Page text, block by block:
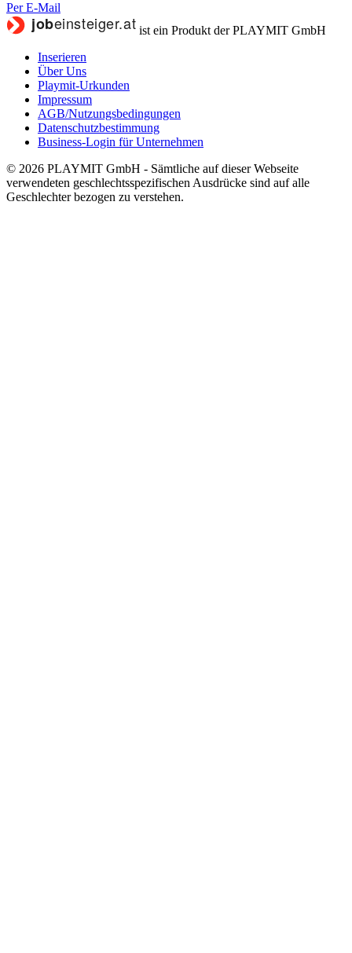
Per E-Mail
ist ein Produkt der PLAYMIT GmbH
Inserieren
Über Uns
Playmit-Urkunden
Impressum
AGB/Nutzungsbedingungen
Datenschutzbestimmung
Business-Login für Unternehmen
© 2026 PLAYMIT GmbH - Sämtliche auf dieser Webseite
verwendeten geschlechtsspezifischen Ausdrücke sind auf alle
Geschlechter bezogen zu verstehen.